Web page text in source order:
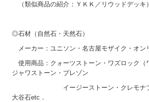
（類似商品の紹介：ＹＫＫ／リウッドデッキ）
◎石材（自然石・天然石）
メーカー：ユニソン・名古屋モザイク・オン
使用商品：クォーツストーン・ワズロック（
ジャワストーン・プレゾン
イージーストーン・クレモナプレ
大谷石etc．